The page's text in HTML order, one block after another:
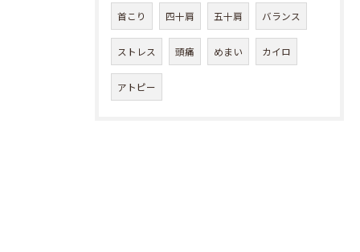
首こり 四十肩 五十肩 バランス
ストレス 頭痛 めまい カイロ
アトピー